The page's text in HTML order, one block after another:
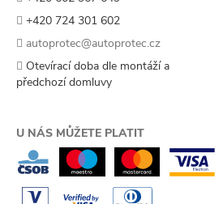
+420 724 301 602
autoprotec@autoprotec.cz
Otevírací doba dle montáží a
předchozí domluvy
U NÁS MŮŽETE PLATIT